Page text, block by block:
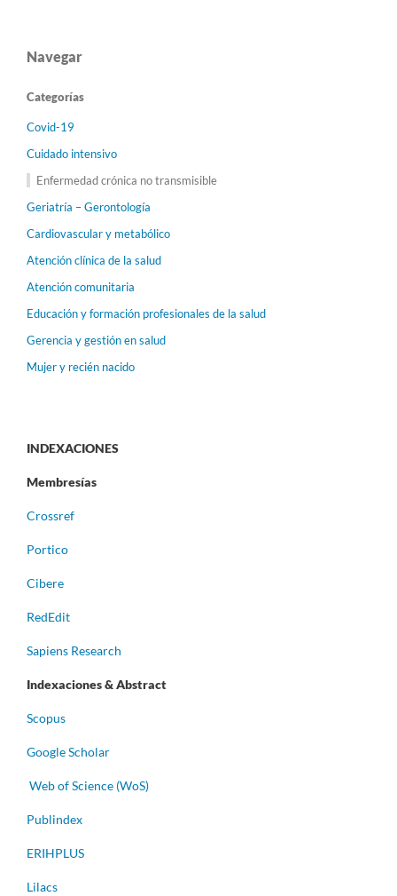
Navegar
Categorías
Covid-19
Cuidado intensivo
Enfermedad crónica no transmisible
Geriatría – Gerontología
Cardiovascular y metabólico
Atención clínica de la salud
Atención comunitaria
Educación y formación profesionales de la salud
Gerencia y gestión en salud
Mujer y recién nacido
INDEXACIONES
Membresías
Crossref
Portico
Cibere
RedEdit
Sapiens Research
Indexaciones & Abstract
Scopus
Google Scholar
Web of Science (WoS)
Publindex
ERIHPLUS
Lilacs